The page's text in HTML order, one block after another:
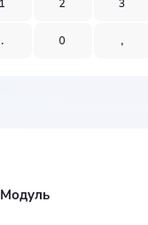
Модуль